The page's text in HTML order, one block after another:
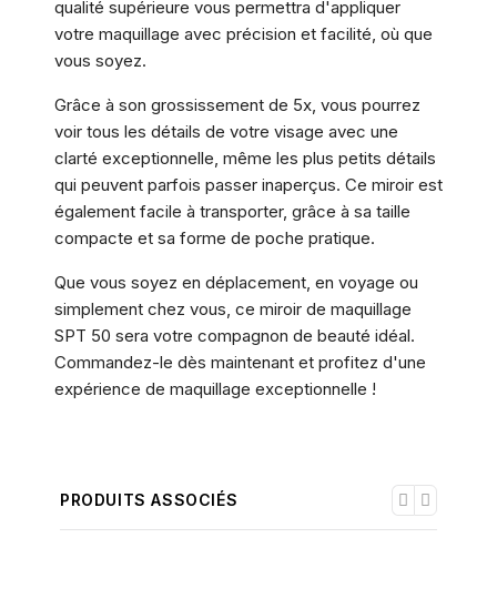
qualité supérieure vous permettra d'appliquer
votre maquillage avec précision et facilité, où que
vous soyez.
Grâce à son grossissement de 5x, vous pourrez
voir tous les détails de votre visage avec une
clarté exceptionnelle, même les plus petits détails
qui peuvent parfois passer inaperçus. Ce miroir est
également facile à transporter, grâce à sa taille
compacte et sa forme de poche pratique.
Que vous soyez en déplacement, en voyage ou
simplement chez vous, ce miroir de maquillage
SPT 50 sera votre compagnon de beauté idéal.
Commandez-le dès maintenant et profitez d'une
expérience de maquillage exceptionnelle !
PRODUITS ASSOCIÉS